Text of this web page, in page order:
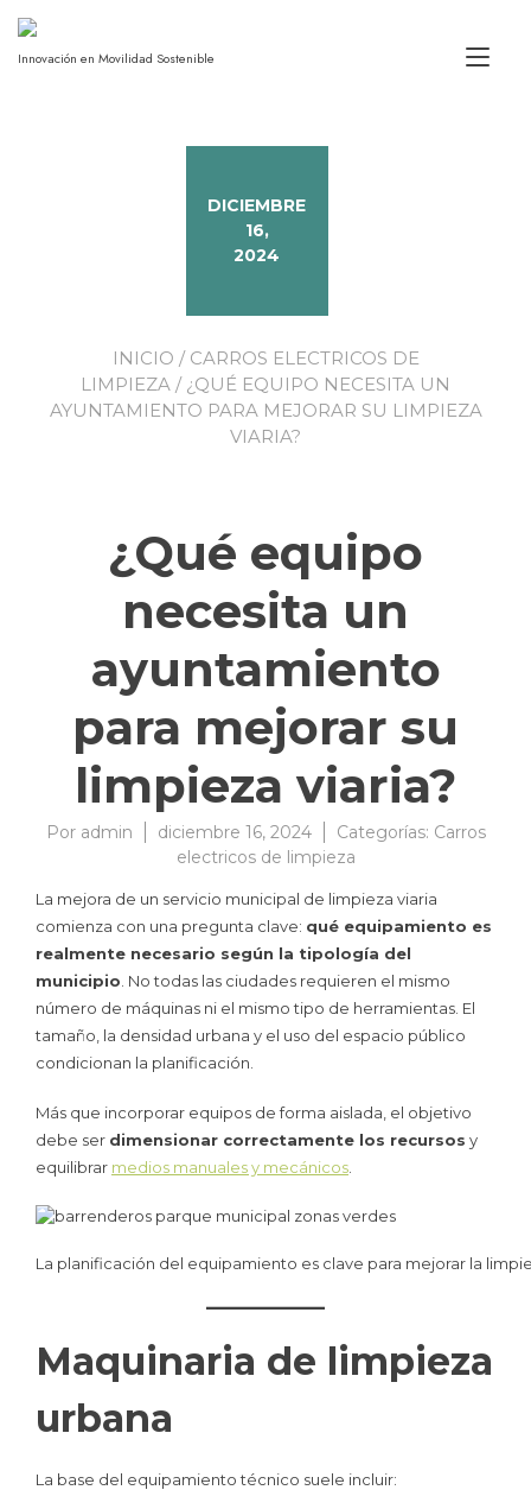
Innovación en Movilidad Sostenible
DICIEMBRE
16,
2024
INICIO / CARROS ELECTRICOS DE
LIMPIEZA / ¿QUÉ EQUIPO NECESITA UN
AYUNTAMIENTO PARA MEJORAR SU LIMPIEZA
VIARIA?
¿Qué equipo
necesita un
ayuntamiento
para mejorar su
limpieza viaria?
Por admin diciembre 16, 2024 Categorías: Carros
electricos de limpieza
La mejora de un servicio municipal de limpieza viaria
comienza con una pregunta clave: qué equipamiento es
realmente necesario según la tipología del
municipio . No todas las ciudades requieren el mismo
número de máquinas ni el mismo tipo de herramientas. El
tamaño, la densidad urbana y el uso del espacio público
condicionan la planificación.
Más que incorporar equipos de forma aislada, el objetivo
debe ser dimensionar correctamente los recursos y
equilibrar medios manuales y mecánicos.
La planificación del equipamiento es clave para mejorar la
Maquinaria de limpieza
urbana
La base del equipamiento técnico suele incluir: